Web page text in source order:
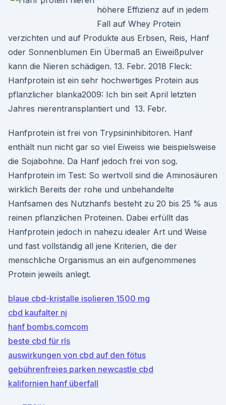
höhere Effizienz auf in jedem
Fall auf Whey Protein
verzichten und auf Produkte aus Erbsen, Reis, Hanf
oder Sonnenblumen Ein Übermaß an Eiweißpulver
kann die Nieren schädigen. 13. Febr. 2018 Fleck:
Hanfprotein ist ein sehr hochwertiges Protein aus
pflanzlicher blanka2009: Ich bin seit April letzten
Jahres nierentransplantiert und 13. Febr.
Hanfprotein ist frei von Trypsininhibitoren. Hanf
enthält nun nicht gar so viel Eiweiss wie beispielsweise
die Sojabohne. Da Hanf jedoch frei von sog.
Hanfprotein im Test: So wertvoll sind die Aminosäuren
wirklich Bereits der rohe und unbehandelte
Hanfsamen des Nutzhanfs besteht zu 20 bis 25 % aus
reinen pflanzlichen Proteinen. Dabei erfüllt das
Hanfprotein jedoch in nahezu idealer Art und Weise
und fast vollständig all jene Kriterien, die der
menschliche Organismus an ein aufgenommenes
Protein jeweils anlegt.
blaue cbd-kristalle isolieren 1500 mg
cbd kaufalter nj
hanf bombs.comcom
beste cbd für rls
auswirkungen von cbd auf den fötus
gebührenfreies parken newcastle cbd
kalifornien hanf überfall